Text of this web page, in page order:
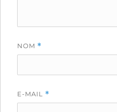
NOM *
E-MAIL *